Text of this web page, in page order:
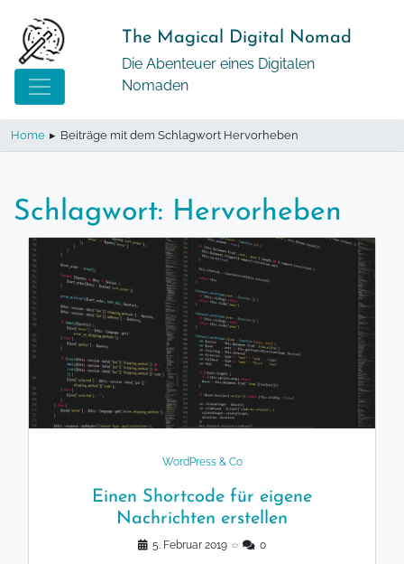
zum
Inhalt
The Magical Digital Nomad
Die Abenteuer eines Digitalen
Nomaden
Home ▸ Beiträge mit dem Schlagwort Hervorheben
Schlagwort: Hervorheben
WordPress & Co
Einen Shortcode für eigene
Nachrichten erstellen
5. Februar 2019 ◌ 0